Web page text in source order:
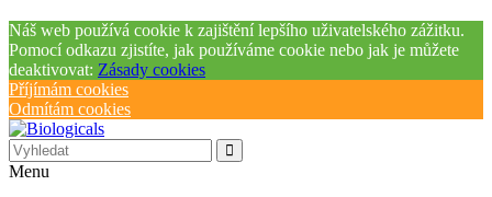
Náš web používá cookie k zajištění lepšího uživatelského zážitku.
Pomocí odkazu zjistíte, jak používáme cookie nebo jak je můžete
deaktivovat: Zásady cookies
Příjímám cookies
Odmítám cookies
Menu